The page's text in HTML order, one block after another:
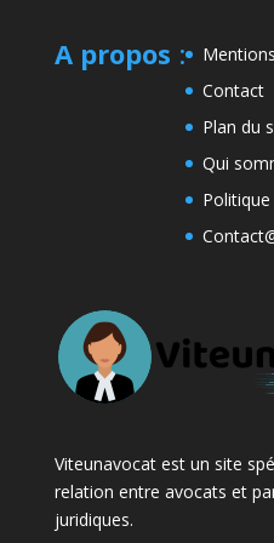
A propos :
Contact
Plan du
Qui
Viteunavocat est un site
relation entre avocats et
juridiques.